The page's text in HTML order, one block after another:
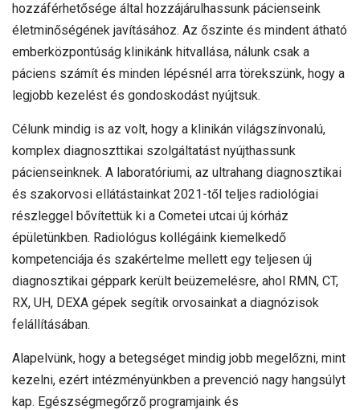
hozzáférhetősége által hozzájárulhassunk pácienseink
életminőségének javításához. Az őszinte és mindent átható
emberközpontúság klinikánk hitvallása, nálunk csak a
páciens számít és minden lépésnél arra törekszünk, hogy a
legjobb kezelést és gondoskodást nyújtsuk.
Célunk mindig is az volt, hogy a klinikán világszínvonalú,
komplex diagnoszttikai szolgáltatást nyújthassunk
pácienseinknek. A laboratóriumi, az ultrahang diagnosztikai
és szakorvosi ellátástainkat 2021-től teljes radiológiai
részleggel bővítettük ki a Cometei utcai új kórház
épületünkben. Radiológus kollégáink kiemelkedő
kompetenciája és szakértelme mellett egy teljesen új
diagnosztikai géppark került beüzemelésre, ahol RMN, CT,
RX, UH, DEXA gépek segítik orvosainkat a diagnózisok
felállításában.
Alapelvünk, hogy a betegséget mindig jobb megelőzni, mint
kezelni, ezért intézményünkben a prevenció nagy hangsúlyt
kap. Egészségmegőrző programjaink és